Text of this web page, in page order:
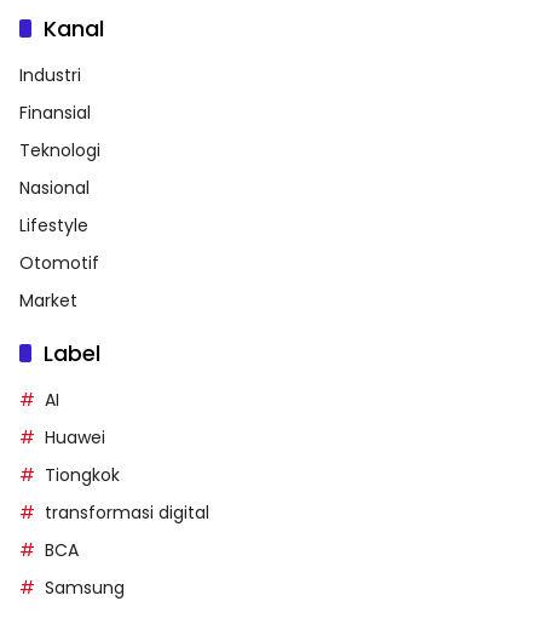
Kanal
Industri
Finansial
Teknologi
Nasional
Lifestyle
Otomotif
Market
Label
AI
Huawei
Tiongkok
transformasi digital
BCA
Samsung